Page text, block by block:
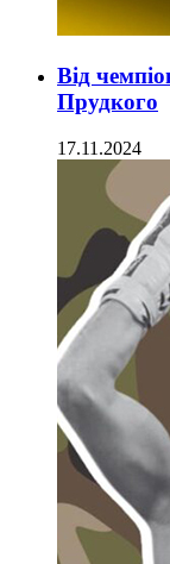
Від
Прудкого
17.11.2024